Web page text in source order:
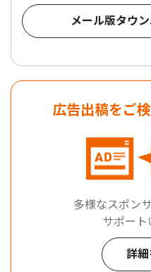
メール版タウ
広告出稿をご
多様なスポン
サポート
詳細